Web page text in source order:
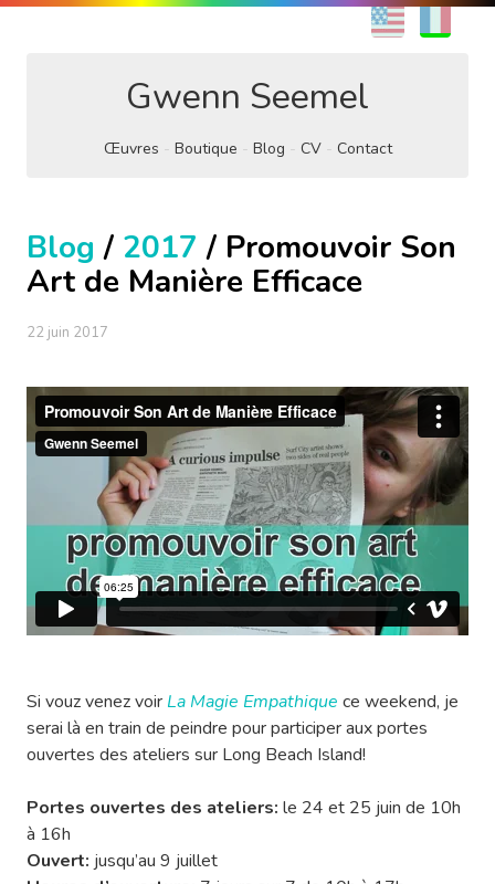
EN
Gwenn Seemel
Œuvres Boutique Blog CV Contact
Blog / 2017 / Promouvoir Son
Art de Manière Efficace
22 juin 2017
Si vouz venez voir La Magie Empathique ce weekend, je
serai là en train de peindre pour participer aux portes
ouvertes des ateliers sur Long Beach Island!
Portes ouvertes des ateliers: le 24 et 25 juin de 10h
à 16h
Ouvert: jusqu’au 9 juillet